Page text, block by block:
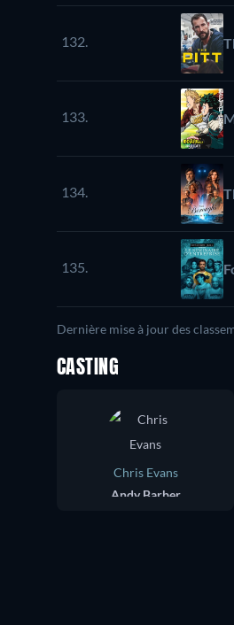
132.
133.
134.
135.
Dernière mise à jour des
CASTING
Chris Evans
Andy Barber